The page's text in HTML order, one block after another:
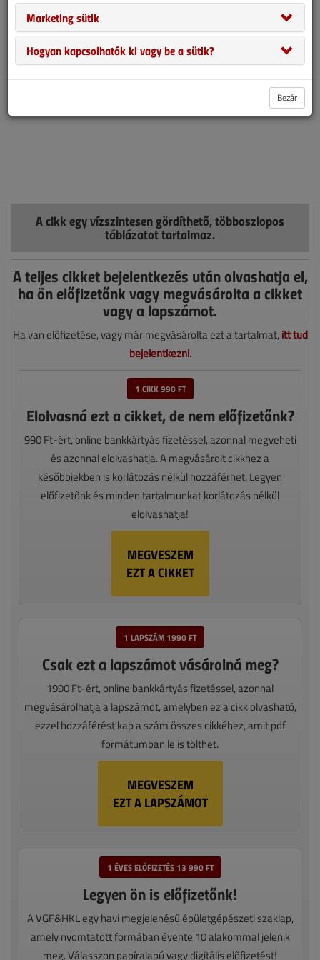
A cikk egy vízszintesen gördíthető, többoszlopos
táblázatot tartalmaz.
A teljes cikket bejelentkezés után olvashatja el,
ha ön előfizetőnk vagy megvásárolta a cikket
vagy a lapszámot.
Ha van előfizetése, vagy már megvásárolta ezt a tartalmat, itt tud
bejelentkezni.
1 CIKK 990 FT
Elolvasná ezt a cikket, de nem előfizetőnk?
990 Ft-ért, online bankkártyás fizetéssel, azonnal megveheti
és azonnal elolvashatja. A megvásárolt cikkhez a
későbbiekben is korlátozás nélkül hozzáférhet. Legyen
előfizetőnk és minden tartalmunkat korlátozás nélkül
elolvashatja!
MEGVESZEM
EZT A CIKKET
1 LAPSZÁM 1990 FT
Csak ezt a lapszámot vásárolná meg?
1990 Ft-ért, online bankkártyás fizetéssel, azonnal
megvásárolhatja a lapszámot, amelyben ez a cikk olvasható,
ezzel hozzáférést kap a szám összes cikkéhez, amit pdf
formátumban le is tölthet.
MEGVESZEM
EZT A LAPSZÁMOT
1 ÉVES ELŐFIZETÉS 13 990 FT
Legyen ön is előfizetőnk!
A VGF&HKL egy havi megjelenésű épületgépészeti szaklap,
amely nyomtatott formában évente 10 alakommal jelenik
meg. Válasszon papíralapú vagy digitális előfizetést!
Marketing sütik
Hogyan kapcsolhatók ki vagy be a sütik?
Bezár